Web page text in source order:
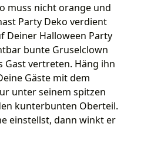
muss nicht orange und
Party Deko verdient
Deiner Halloween Party
bunte Gruselclown
Gast vertreten. Häng ihn
Gäste mit dem
unter seinem spitzen
kunterbunten Oberteil.
einstellst, dann winkt er